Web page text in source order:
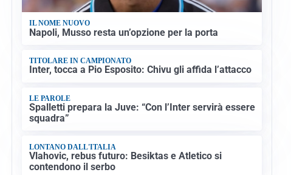
IL NOME NUOVO
Napoli, Musso resta un’opzione per la porta
TITOLARE IN CAMPIONATO
Inter, tocca a Pio Esposito: Chivu gli affida l’attacco
LE PAROLE
Spalletti prepara la Juve: “Con l’Inter servirà essere
squadra”
LONTANO DALL'ITALIA
Vlahovic, rebus futuro: Besiktas e Atletico si
contendono il serbo